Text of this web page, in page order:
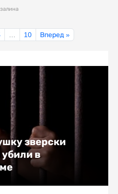
10 Вперед »
зверски
в